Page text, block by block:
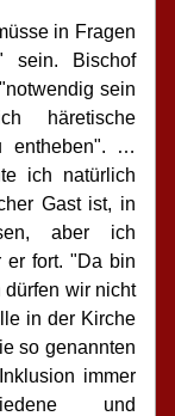
in Fragen
sein. Bischof
sein
häretische
entheben". …
ich natürlich
Gast ist, in
aber ich
er fort. "Da bin
wir nicht
in der Kirche
so genannten
immer
und